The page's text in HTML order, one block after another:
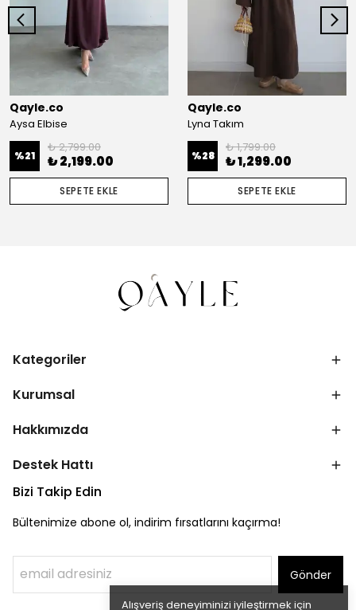
Alışveriş deneyiminizi iyileştirmek için
Qayle.co
Aysa Elbise
%21
₺ 2,799.00
₺ 2,199.00
SEPETE EKLE
Qayle.co
Lyna Takım
%28
₺ 1,799.00
₺ 1,299.00
SEPETE EKLE
Kategoriler
Kurumsal
Hakkımızda
Destek Hattı
Bizi Takip Edin
Bültenimize abone ol, indirim fırsatlarını kaçırma!
Gönder